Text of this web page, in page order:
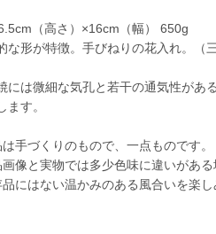
（高さ）×16cm（幅） 650g
な形が特徴。手びねりの花入れ。（
には微細な気孔と若干の通気性があ
ます。
手づくりのもので、一点ものです。
画像と実物では多少色味に違いがあ
品にはない温かみのある風合いを楽